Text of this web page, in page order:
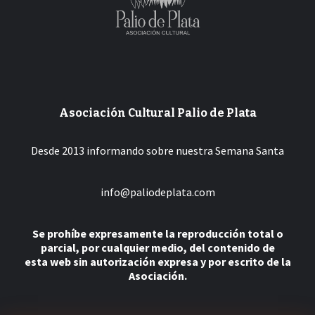
Asociación Cultural Palio de Plata
Desde 2013 informando sobre nuestra Semana Santa
info@paliodeplata.com
Se prohíbe expresamente la reproducción total o
parcial, por cualquier medio, del contenido de
esta web sin autorización expresa y por escrito de la
Asociación.